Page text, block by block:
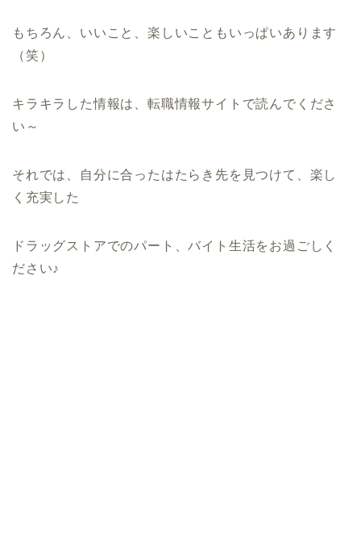
もちろん、いいこと、楽しいこともいっぱいあります
（笑）
キラキラした情報は、転職情報サイトで読んでくださ
い～
それでは、自分に合ったはたらき先を見つけて、楽し
く充実した
ドラッグストアでのパート、バイト生活をお過ごしく
ださい♪